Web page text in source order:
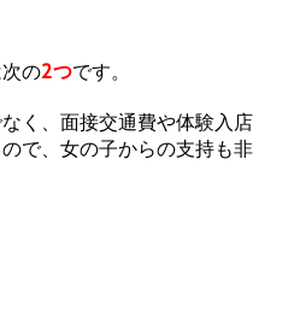
の2つです。
く、面接交通費や体験入店
で、女の子からの支持も非